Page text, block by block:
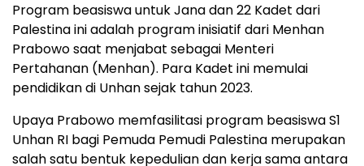
Program beasiswa untuk Jana dan 22 Kadet dari
Palestina ini adalah program inisiatif dari Menhan
Prabowo saat menjabat sebagai Menteri
Pertahanan (Menhan). Para Kadet ini memulai
pendidikan di Unhan sejak tahun 2023.
Upaya Prabowo memfasilitasi program beasiswa S1
Unhan RI bagi Pemuda Pemudi Palestina merupakan
salah satu bentuk kepedulian dan kerja sama antara